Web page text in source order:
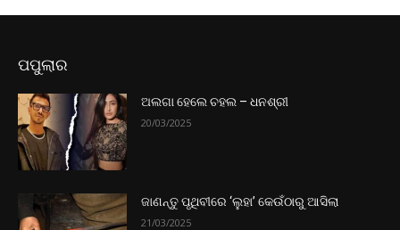
ପପୁଲାର
ଅଲଗା ହେଲେ ଚହଲ – ଧନଶ୍ରୀ
20/03/2025
ଜାଣନ୍ତୁ ପୃଥିବୀରେ ‘ଲୁହା’ କେଉଁଠାରୁ ଆସିଲା
21/03/2025